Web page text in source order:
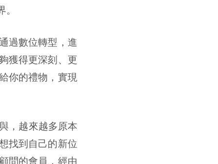
過數位轉型，進
獲得更深刻、更
你的禮物，實現
，越來越多原本
找到自己的新位
問的會員，經由